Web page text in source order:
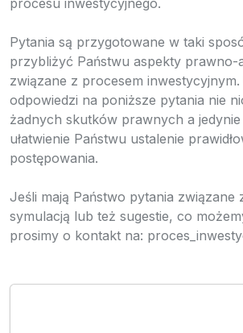
procesu inwestycyjnego.
Pytania są przygotowane w taki
przybliżyć Państwu aspekty prawno-
związane z procesem inwestycyjnym.
odpowiedzi na poniższe pytania nie
żadnych skutków prawnych a
ułatwienie Państwu ustalenie
postępowania.
Jeśli mają Państwo pytania związane
symulacją lub też sugestie, co
prosimy o kontakt na: